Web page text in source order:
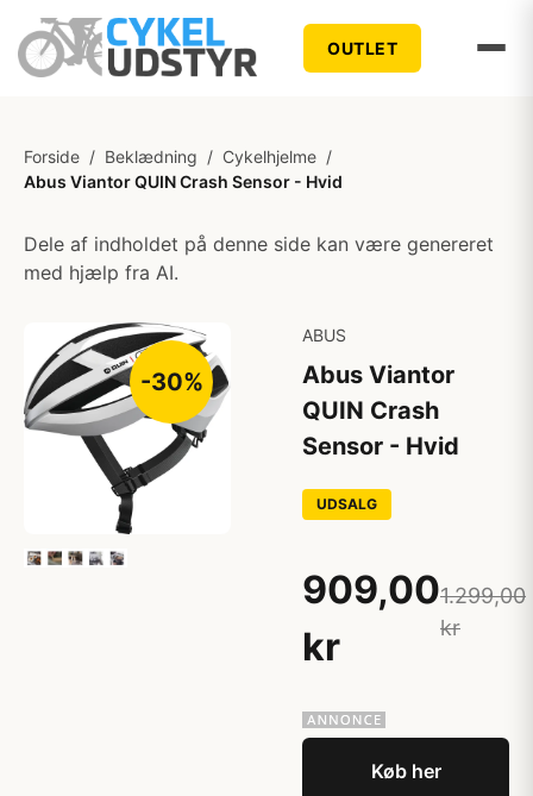
OUTLET
Forside / Beklædning / Cykelhjelme /
Abus Viantor QUIN Crash Sensor - Hvid
Dele af indholdet på denne side kan være genereret
med hjælp fra AI.
-30%
ABUS
Abus Viantor
QUIN Crash
Sensor - Hvid
UDSALG
909,00
kr
1.299,00
kr
Køb her